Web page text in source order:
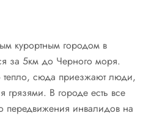
курортным городом в
за 5км до Черного моря.
тепло, сюда приезжают люди,
грязями. В городе есть все
передвижения инвалидов на